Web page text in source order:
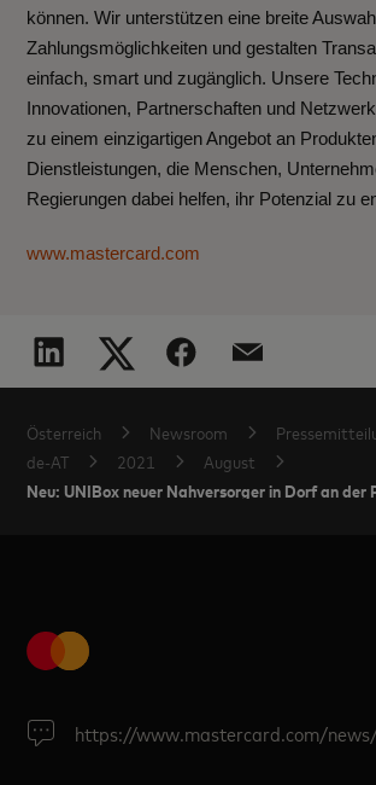
können. Wir unterstützen eine breite
Zahlungsmöglichkeiten und gestalten
einfach, smart und zugänglich. Unsere
Innovationen, Partnerschaften und
zu einem einzigartigen Angebot an
Dienstleistungen, die Menschen,
Regierungen dabei helfen, ihr Potenzial zu
www.mastercard.com
Österreich Newsroom
de-AT
2021 August
Neu: UNIBox neuer Nahversorger in Dorf an der
https://www.mastercard.com/